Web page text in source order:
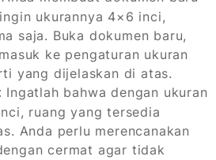
ukurannya 4×6 inci,
saja. Buka dokumen baru,
ke pengaturan ukuran
yang dijelaskan di atas.
Ingatlah bahwa dengan ukuran
ruang yang tersedia
Anda perlu merencanakan
cermat agar tidak